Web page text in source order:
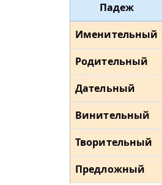
Падеж
Именительный
Родительный
Дательный
Винительный
Творительный
Предложный